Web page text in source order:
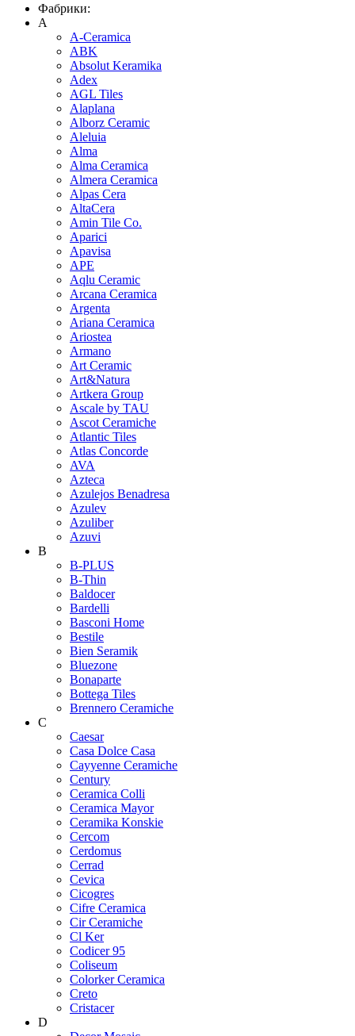
Фабрики:
A
A-Ceramica
ABK
Absolut Keramika
Adex
AGL Tiles
Alaplana
Alborz Ceramic
Aleluia
Alma
Alma Ceramica
Almera Ceramica
Alpas Cera
AltaCera
Amin Tile Co.
Aparici
Apavisa
APE
Aqlu Ceramic
Arcana Ceramica
Argenta
Ariana Ceramica
Ariostea
Armano
Art Ceramic
Art&Natura
Artkera Group
Ascale by TAU
Ascot Ceramiche
Atlantic Tiles
Atlas Concorde
AVA
Azteca
Azulejos Benadresa
Azulev
Azuliber
Azuvi
B
B-PLUS
B-Thin
Baldocer
Bardelli
Basconi Home
Bestile
Bien Seramik
Bluezone
Bonaparte
Bottega Tiles
Brennero Ceramiche
C
Caesar
Casa Dolce Casa
Cayyenne Ceramiche
Century
Ceramica Colli
Ceramica Mayor
Ceramika Konskie
Cercom
Cerdomus
Cerrad
Cevica
Cicogres
Cifre Ceramica
Cir Ceramiche
Cl Ker
Codicer 95
Coliseum
Colorker Ceramica
Creto
Cristacer
D